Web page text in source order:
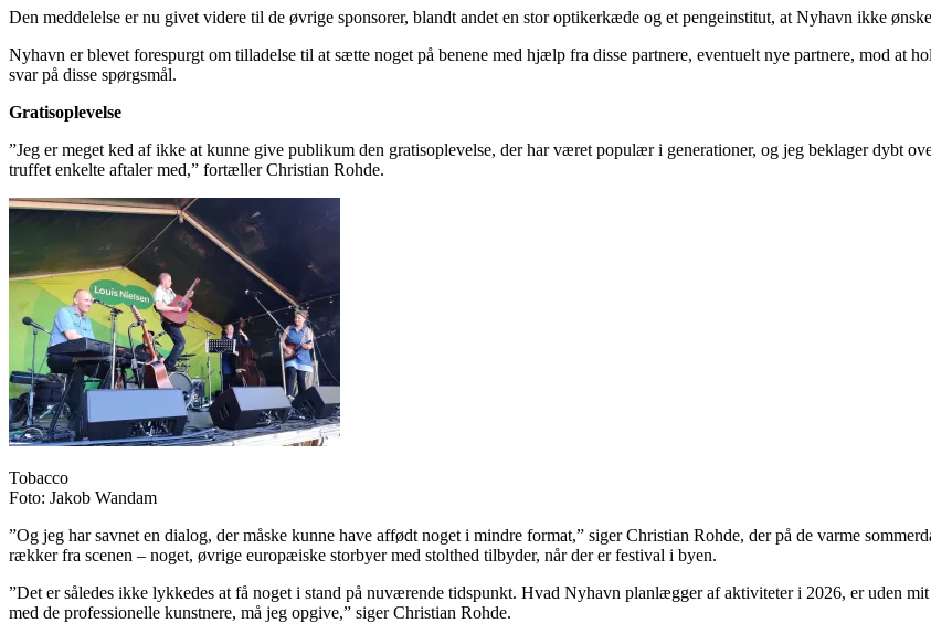
Den meddelelse er nu givet videre til de øvrige sponsorer, blandt andet en stor optikerkæde og et pengeinstitut, at Nyhavn ikke
Nyhavn er blevet forespurgt om tilladelse til at sætte noget på benene med hjælp fra disse partnere, eventuelt nye partnere, mod at
svar på disse spørgsmål.
Gratisoplevelse
”Jeg er meget ked af ikke at kunne give publikum den gratisoplevelse, der har været populær i generationer, og jeg beklager dybt
truffet enkelte aftaler med,” fortæller Christian Rohde.
Tobacco
Foto: Jakob Wandam
”Og jeg har savnet en dialog, der måske kunne have affødt noget i mindre format,” siger Christian Rohde, der på de varme
rækker fra scenen – noget, øvrige europæiske storbyer med stolthed tilbyder, når der er festival i byen.
”Det er således ikke lykkedes at få noget i stand på nuværende tidspunkt. Hvad Nyhavn planlægger af aktiviteter i 2026, er uden
med de professionelle kunstnere, må jeg opgive,” siger Christian Rohde.